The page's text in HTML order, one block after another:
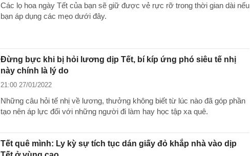
Các lọ hoa ngày Tết của bạn sẽ giữ được vẻ rực rỡ trong thời gian dài nếu
bạn áp dụng các mẹo dưới đây.
Đừng bực khi bị hỏi lương dịp Tết, bí kíp ứng phó siêu tế nhị
này chính là lý do
21:00 27/01/2022
Những câu hỏi tế nhị về lương, thưởng không biết từ lúc nào đã góp phần
tạo nên áp lực đối với những người đi làm hay học tập xa quê.
Tết quê mình: Ly kỳ sự tích tục dán giấy đỏ khắp nhà vào dịp